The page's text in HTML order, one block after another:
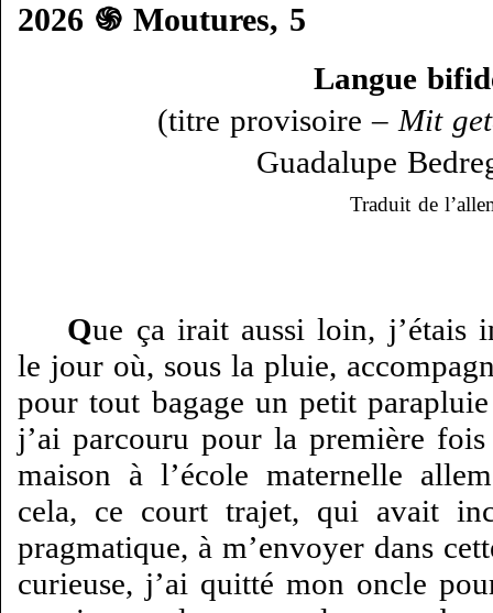
2026 ֍ Moutures, 5
Langue
(titre provisoire – Mit
Guadalupe
Traduit de
Que ça irait aussi loin, j’étais
le jour où, sous la pluie,
pour tout bagage un petit
j’ai parcouru pour la première
maison à l’école maternelle
cela, ce court trajet, qui avait
pragmatique, à m’envoyer dans
curieuse, j’ai quitté mon oncle